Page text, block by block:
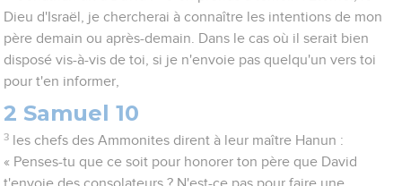
Dieu d'Israël, je chercherai à connaître les intentions de mon
père demain ou après-demain. Dans le cas où il serait bien
disposé vis-à-vis de toi, si je n'envoie pas quelqu'un vers toi
pour t'en informer,
2 Samuel 10
3
les chefs des Ammonites dirent à leur maître Hanun :
« Penses-tu que ce soit pour honorer ton père que David